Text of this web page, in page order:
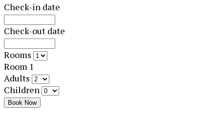
Check-in date
Check-out date
Rooms
Room 1
Adults
Children
Book Now